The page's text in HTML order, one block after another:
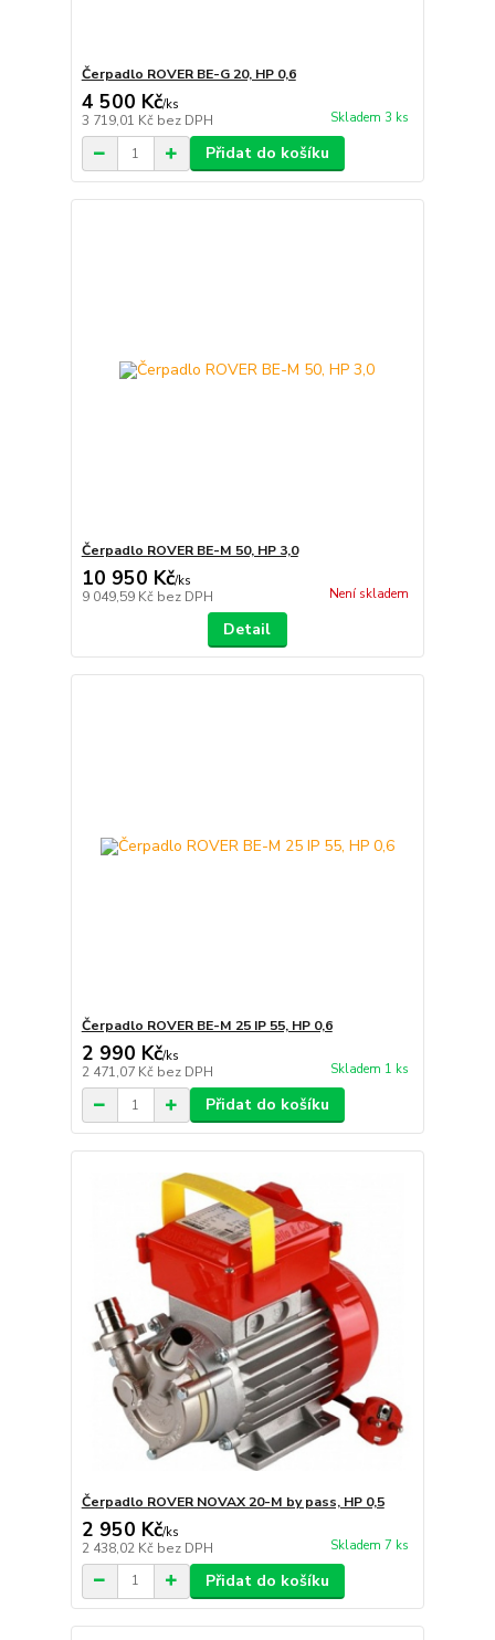
Čerpadlo ROVER BE-G 20, HP 0,6
4 500 Kč/ks
3 719,01 Kč bez DPH Skladem 3 ks
Přidat do košíku
Čerpadlo ROVER BE-M 50, HP 3,0
10 950 Kč/ks
9 049,59 Kč bez DPH Není skladem
Detail
Čerpadlo ROVER BE-M 25 IP 55, HP 0,6
2 990 Kč/ks
2 471,07 Kč bez DPH Skladem 1 ks
Přidat do košíku
Čerpadlo ROVER NOVAX 20-M by pass, HP 0,5
2 950 Kč/ks
2 438,02 Kč bez DPH Skladem 7 ks
Přidat do košíku